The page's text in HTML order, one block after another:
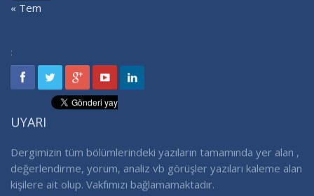
« Tem
:
UYARI
Dergimizin tüm bölümlerindeki yazıların tamamında yer alan ,
değerlendirme, yorum, analiz vb görüşler yazıları kaleme alan
kişilere ait olup. Vakfımızı bağlamamaktadır.